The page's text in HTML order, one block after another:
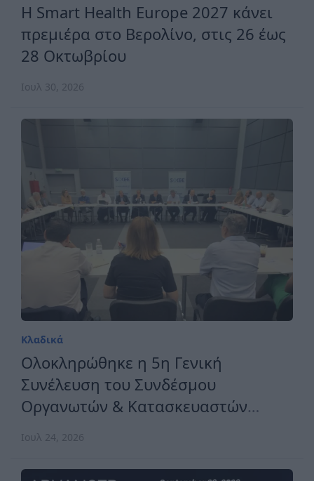
H Smart Health Europe 2027 κάνει
πρεμιέρα στο Βερολίνο, στις 26 έως
28 Οκτωβρίου
Ιουλ 30, 2026
Κλαδικά
Ολοκληρώθηκε η 5η Γενική
Συνέλευση του Συνδέσμου
Οργανωτών & Κατασκευαστών
Εκθέσεων Ελλάδος
Ιουλ 24, 2026